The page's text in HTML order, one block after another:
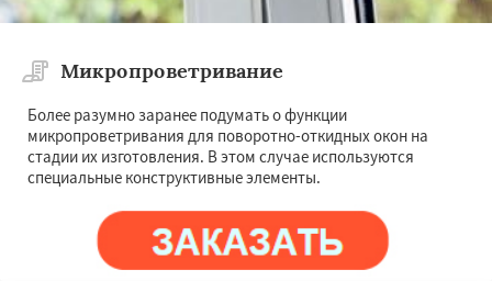
Микропроветривание
Более разумно заранее подумать о функции
микропроветривания для поворотно-откидных окон на
стадии их изготовления. В этом случае используются
специальные конструктивные элементы.